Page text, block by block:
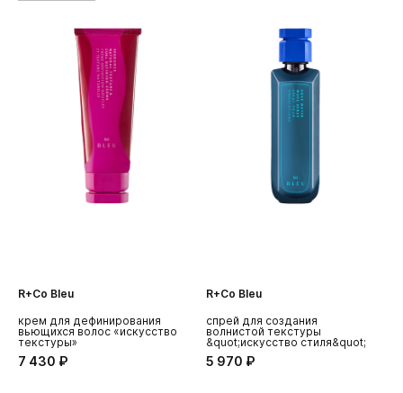
R+Co Bleu
крем для дефинирования
вьющихся волос «искусство
текстуры»
7 430 ₽
R+Co Bleu
спрей для создания
волнистой текстуры
&quot;искусство стиля&quot;
5 970 ₽